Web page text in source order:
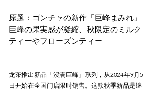
原题：ゴンチャの新作「巨峰まみれ」
巨峰の果実感が凝縮、秋限定のミルク
龙茶推出新品「浸满巨峰」系列，从2024年9月5
日开始在全国门店限时销售。这款秋季新品是继